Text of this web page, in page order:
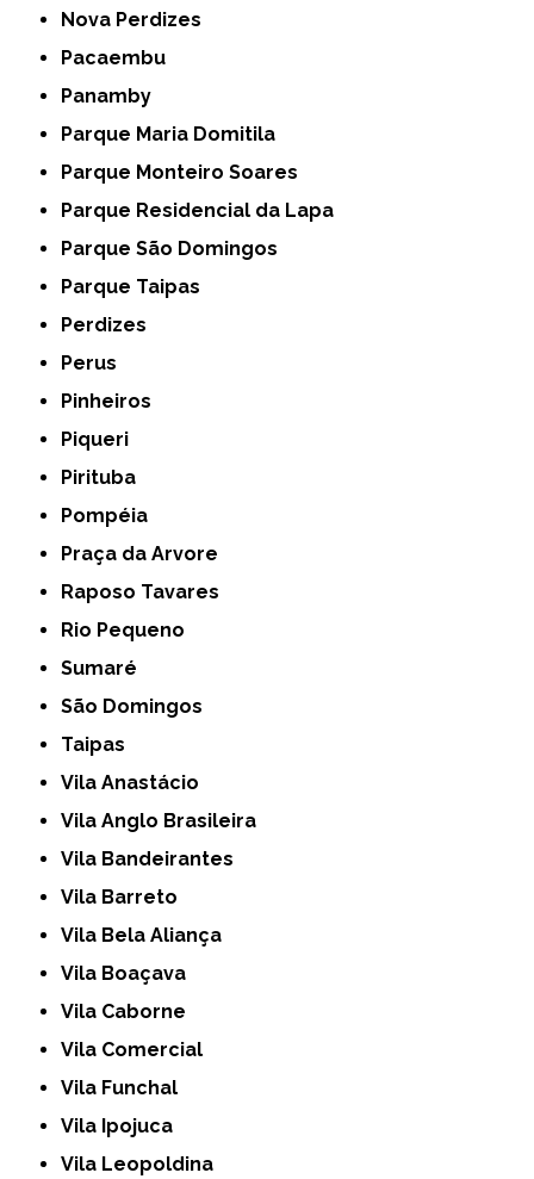
Nova Perdizes
Pacaembu
Panamby
Parque Maria Domitila
Parque Monteiro Soares
Parque Residencial da Lapa
Parque São Domingos
Parque Taipas
Perdizes
Perus
Pinheiros
Piqueri
Pirituba
Pompéia
Praça da Arvore
Raposo Tavares
Rio Pequeno
Sumaré
São Domingos
Taipas
Vila Anastácio
Vila Anglo Brasileira
Vila Bandeirantes
Vila Barreto
Vila Bela Aliança
Vila Boaçava
Vila Caborne
Vila Comercial
Vila Funchal
Vila Ipojuca
Vila Leopoldina